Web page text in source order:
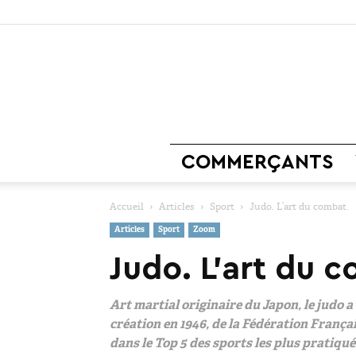
COMMERÇANTS
Accueil Articles Sport Judo. L’art du combat.
Articles Sport Zoom
Judo. L’art du
Art martial originaire du Japon, le judo a
création en 1946, de la Fédération
dans le Top 5 des sports les plus